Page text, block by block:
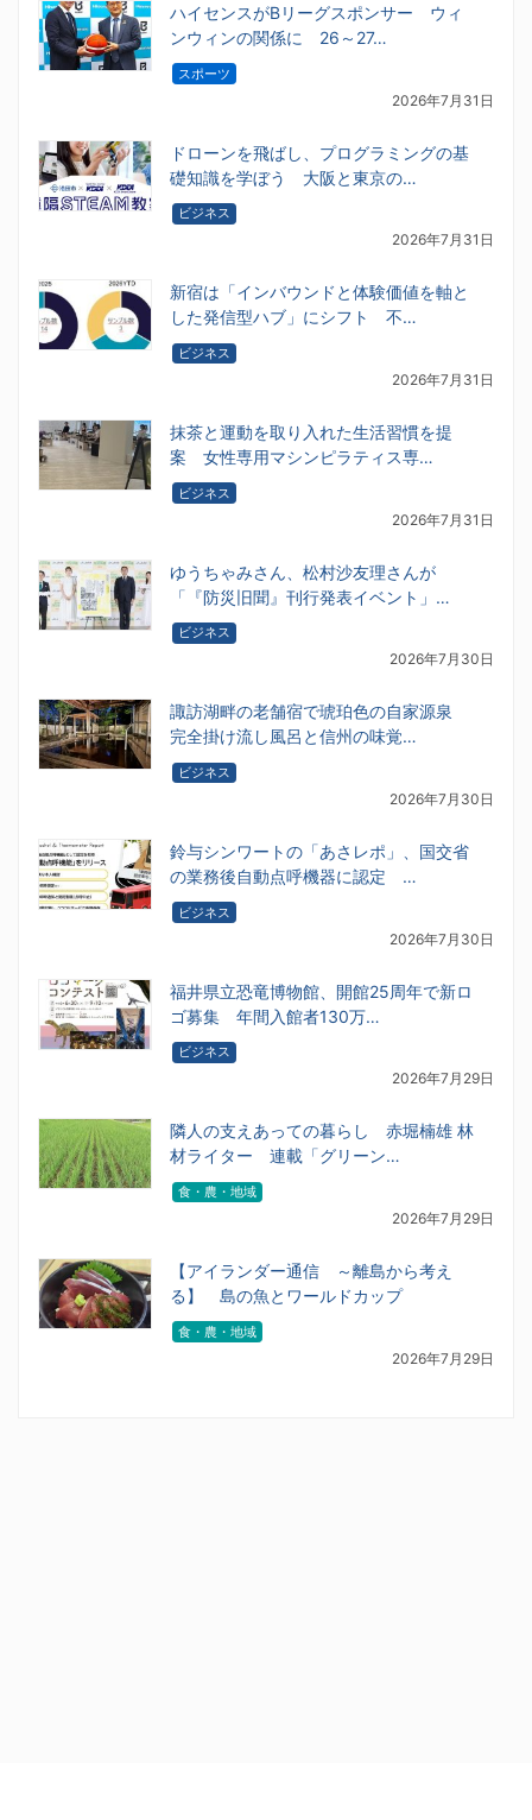
ハイセンスがBリーグスポンサー ウィ
ンウィンの関係に 26～27…
スポーツ
2026年7月31日
ドローンを飛ばし、プログラミングの基
礎知識を学ぼう 大阪と東京の…
ビジネス
2026年7月31日
新宿は「インバウンドと体験価値を軸と
した発信型ハブ」にシフト 不…
ビジネス
2026年7月31日
抹茶と運動を取り入れた生活習慣を提
案 女性専用マシンピラティス専…
ビジネス
2026年7月31日
ゆうちゃみさん、松村沙友理さんが
「『防災旧聞』刊行発表イベント」…
ビジネス
2026年7月30日
諏訪湖畔の老舗宿で琥珀色の自家源泉
完全掛け流し風呂と信州の味覚…
ビジネス
2026年7月30日
鈴与シンワートの「あさレポ」、国交省
の業務後自動点呼機器に認定 …
ビジネス
2026年7月30日
福井県立恐竜博物館、開館25周年で新ロ
ゴ募集 年間入館者130万…
ビジネス
2026年7月29日
隣人の支えあっての暮らし 赤堀楠雄 林
材ライター 連載「グリーン…
食・農・地域
2026年7月29日
【アイランダー通信 ～離島から考え
る】 島の魚とワールドカップ
食・農・地域
2026年7月29日